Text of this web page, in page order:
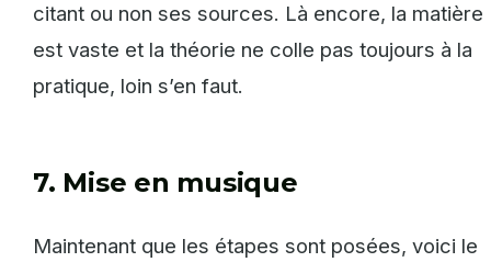
citant ou non ses sources. Là encore, la matière
est vaste et la théorie ne colle pas toujours à la
pratique, loin s’en faut.
7. Mise en musique
Maintenant que les étapes sont posées, voici le